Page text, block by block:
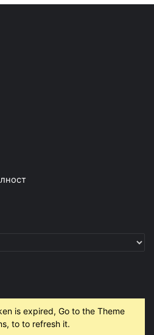
is expired, Go to the Theme
to to refresh it.